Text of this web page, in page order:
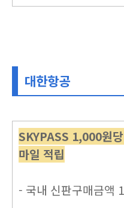
대한항공
SKYPASS 1,000원
마일 적립
- 국내 신판구매금액